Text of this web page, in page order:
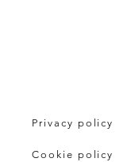
Privacy policy
Cookie policy